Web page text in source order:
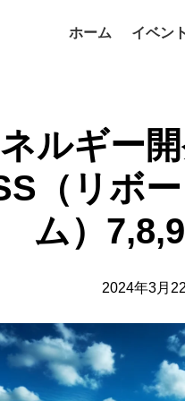
ホーム イベント
ルギー
（リボ
ム）
2024年3月